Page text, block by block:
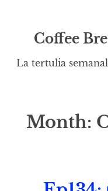
Coffee
La tertulia
Month: